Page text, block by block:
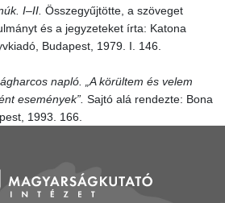
I–II. Összegyűjtötte, a szöveget
és a jegyzeteket írta: Katona
Budapest, 1979. I. 146.
napló. „A körültem és velem
események”. Sajtó alá rendezte: Bona
1993. 166.